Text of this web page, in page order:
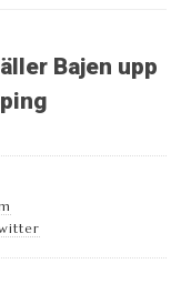
Bajen upp